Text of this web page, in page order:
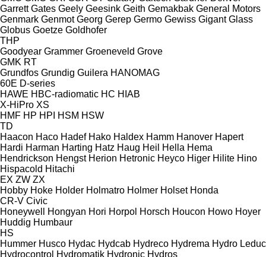
Garrett Gates Geely Geesink Geith Gemakbak General Motors
Genmark Genmot Georg Gerep Germo Gewiss Gigant Glass
Globus Goetze Goldhofer
THP
Goodyear Grammer Groeneveld Grove
GMK RT
Grundfos Grundig Guilera HANOMAG
60E D-series
HAWE HBC-radiomatic HC HIAB
X-HiPro XS
HMF HP HPI HSM HSW
TD
Haacon Haco Hadef Hako Haldex Hamm Hanover Hapert
Hardi Harman Harting Hatz Haug Heil Hella Hema
Hendrickson Hengst Herion Hetronic Heyco Higer Hilite Hino
Hispacold Hitachi
EX ZW ZX
Hobby Hoke Holder Holmatro Holmer Holset Honda
CR-V Civic
Honeywell
Hongyan Hori Horpol Horsch Houcon Howo Hoyer
Huddig Humbaur
HS
Hummer Husco Hydac Hydcab Hydreco Hydrema Hydro Leduc
Hydrocontrol Hydromatik Hydronic Hydros